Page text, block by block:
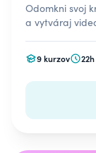
Odomkni svoj
a vytváraj
9 kurzov